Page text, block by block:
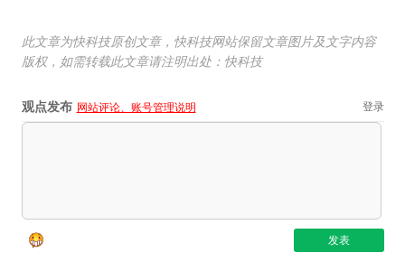
此文章为快科技原创文章，快科技网站保留文章图片及文字内容
版权，如需转载此文章请注明出处：快科技
观点发布 网站评论、账号管理说明 登录